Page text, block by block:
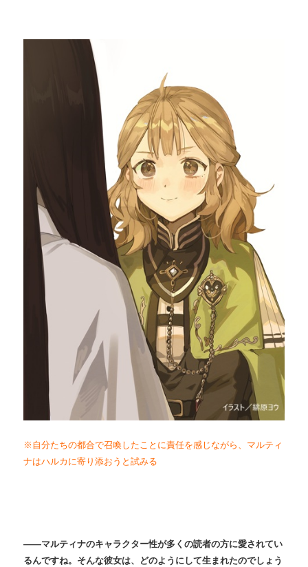
※自分たちの都合で召喚したことに責任を感じながら、マルティ
ナはハルカに寄り添おうと試みる
――マルティナのキャラクター性が多くの読者の方に愛されてい
るんですね。そんな彼女は、どのようにして生まれたのでしょう